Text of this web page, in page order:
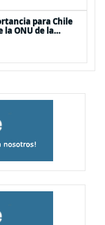
para Chile
la ONU de la
del